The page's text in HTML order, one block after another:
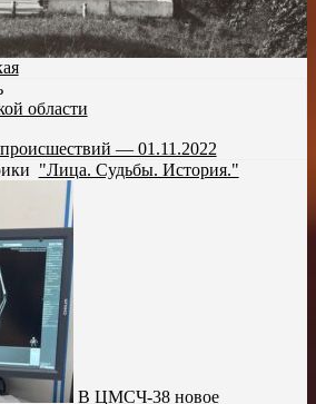
области
— 01.11.2022
"Лица. Судьбы. История."
В ЦМСЧ-38 новое